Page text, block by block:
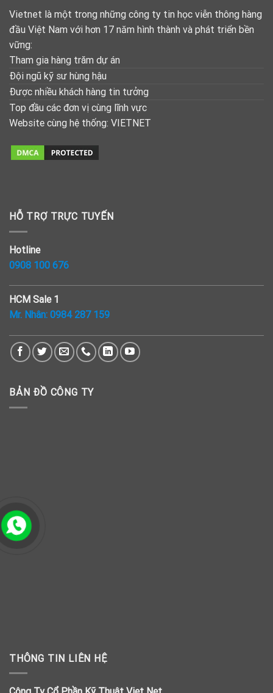
Vietnet là một trong những công ty tin học viễn thông hàng
đầu Việt Nam với hơn 17 năm hình thành và phát triển bền
vững:
Tham gia hàng trăm dự án
Đội ngũ kỹ sư hùng hậu
Được nhiều khách hàng tin tưởng
Top đầu các đơn vị cùng lĩnh vực
Website cùng hệ thống: VIETNET
HỖ TRỢ TRỰC TUYẾN
Hotline
0908 100 676
HCM Sale 1
Mr. Nhân: 0984 287 159
BẢN ĐỒ CÔNG TY
THÔNG TIN LIÊN HỆ